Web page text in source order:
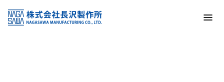
KSS加盟店・取扱店情報
店舗一覧